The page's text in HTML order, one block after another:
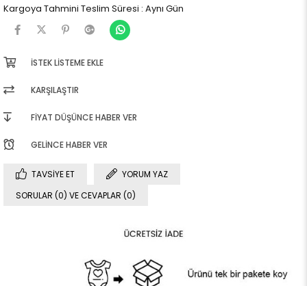
Kargoya Tahmini Teslim Süresi : Aynı Gün
İSTEK LISTEME EKLE
KARŞILAŞTIR
FIYAT DÜŞÜNCE HABER VER
GELINCE HABER VER
TAVSIYE ET
YORUM YAZ
SORULAR (0) VE CEVAPLAR (0)